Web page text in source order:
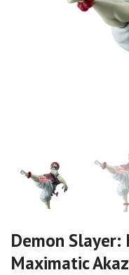
Demon Slayer:
Maximatic